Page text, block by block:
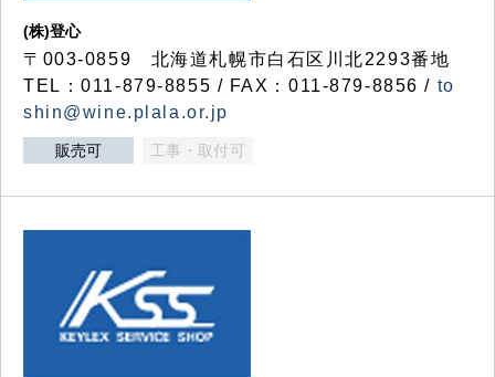
(株)登心
〒003-0859 北海道札幌市白石区川北2293番地
TEL：011-879-8855 / FAX：011-879-8856 / to
shin@wine.plala.or.jp
販売可 工事・取付可